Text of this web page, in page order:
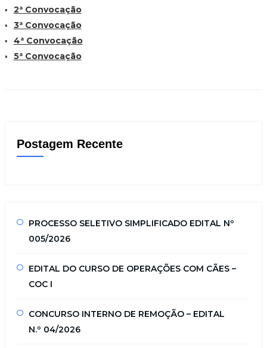
2ª Convocação
3ª Convocação
4ª Convocação
5ª Convocação
Postagem Recente
PROCESSO SELETIVO SIMPLIFICADO EDITAL Nº
005/2026
EDITAL DO CURSO DE OPERAÇÕES COM CÃES –
COC I
CONCURSO INTERNO DE REMOÇÃO – EDITAL
N.º 04/2026